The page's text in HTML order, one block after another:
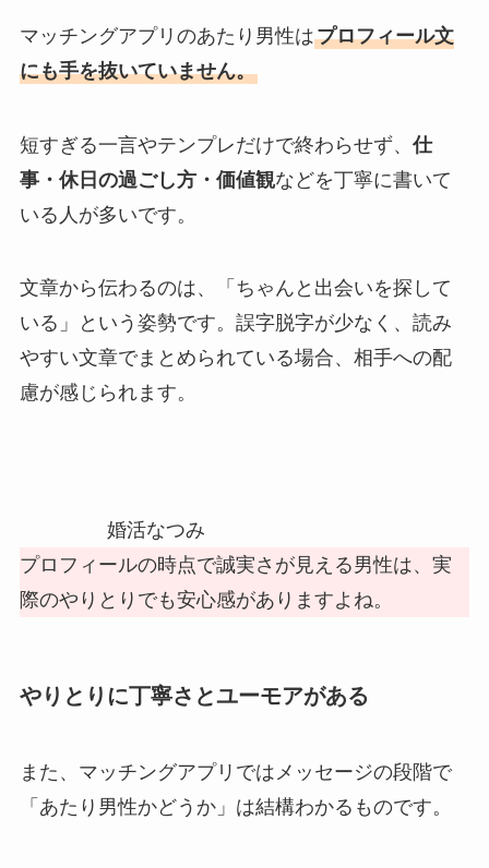
マッチングアプリのあたり男性はプロフィール文
にも手を抜いていません。
短すぎる一言やテンプレだけで終わらせず、 仕
事・休日の過ごし方・価値観などを丁寧に書いて
いる人が多いです。
文章から伝わるのは、「ちゃんと出会いを探して
いる」という姿勢です。誤字脱字が少なく、読み
やすい文章でまとめられている場合、相手への配
慮が感じられます。
婚活なつみ
プロフィールの時点で誠実さが見える男性は、実
際のやりとりでも安心感がありますよね。
やりとりに丁寧さとユーモアがある
また、マッチングアプリではメッセージの段階で
「あたり男性かどうか」は結構わかるものです。